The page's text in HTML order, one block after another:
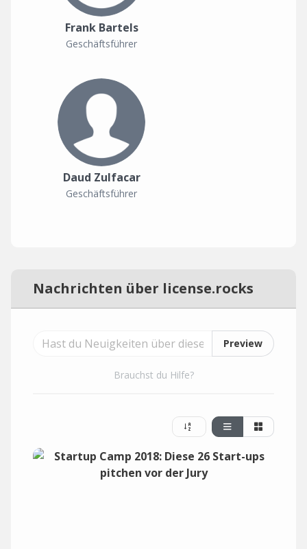
Frank Bartels
Geschäftsführer
Daud Zulfacar
Geschäftsführer
Nachrichten über license.rocks
Preview
Brauchst du Hilfe?